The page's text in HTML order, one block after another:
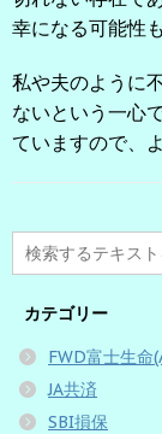
幸になる可能性
私や夫のように
ないという一心
ていますので、
カテゴリー
FWD富士生命
JA共済
SBI損保